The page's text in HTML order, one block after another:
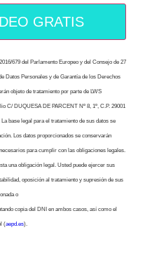
GRATIS
679 del Parlamento Europeo y del Consejo de 27
Datos Personales y de Garantía de los Derechos
objeto de tratamiento por parte de LWS
C/ DUQUESA DE PARCENT Nº 8, 1º, C.P. 29001
base legal para el tratamiento de sus datos se
Los datos proporcionados se conservarán
para cumplir con las obligaciones legales.
una obligación legal. Usted puede ejercer sus
oposición al tratamiento y supresión de sus
o
copia del DNI en ambos casos, así como el
(aepd.es).